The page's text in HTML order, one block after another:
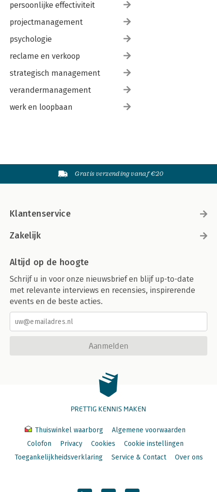
persoonlijke effectiviteit
projectmanagement
psychologie
reclame en verkoop
strategisch management
verandermanagement
werk en loopbaan
Gratis verzending vanaf €20
Klantenservice
Zakelijk
Altijd op de hoogte
Schrijf u in voor onze nieuwsbrief en blijf up-to-date
met relevante interviews en recensies, inspirerende
events en de beste acties.
Aanmelden
PRETTIG KENNIS MAKEN
Thuiswinkel waarborg
Algemene voorwaarden
Colofon
Privacy Cookies
Cookie instellingen
Toegankelijkheidsverklaring
Service & Contact Over ons